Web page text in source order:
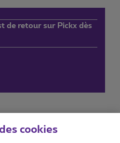
de retour sur Pickx dès
cookies